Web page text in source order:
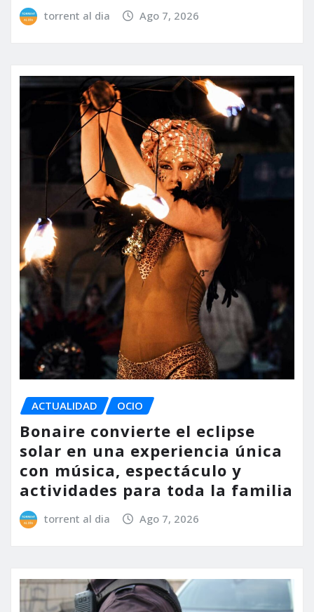
torrent al dia Ago 7, 2026
ACTUALIDAD OCIO
Bonaire convierte el eclipse
solar en una experiencia única
con música, espectáculo y
actividades para toda la familia
torrent al dia Ago 7, 2026